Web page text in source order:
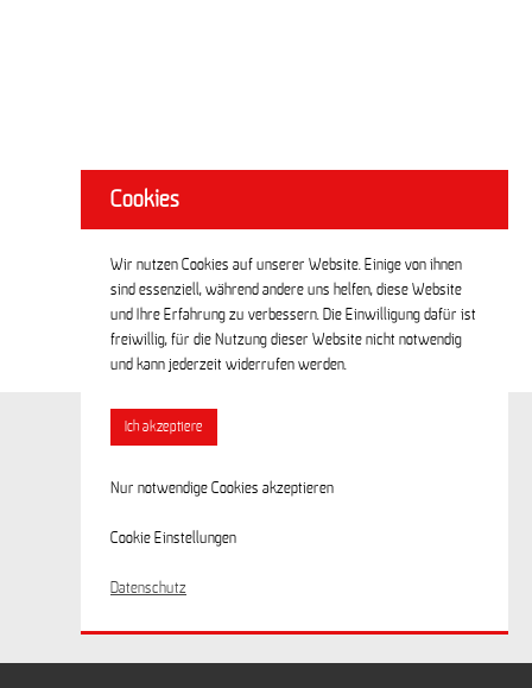
Cookies
Wir nutzen Cookies auf unserer Website. Einige von ihnen
sind essenziell, während andere uns helfen, diese Website
und Ihre Erfahrung zu verbessern. Die Einwilligung dafür ist
freiwillig, für die Nutzung dieser Website nicht notwendig
und kann jederzeit widerrufen werden.
Ich akzeptiere
Nur notwendige Cookies akzeptieren
Cookie Einstellungen
Datenschutz